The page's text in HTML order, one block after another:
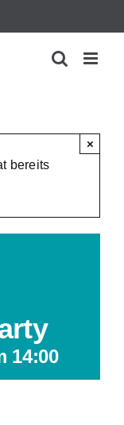
bereits
×
14:00